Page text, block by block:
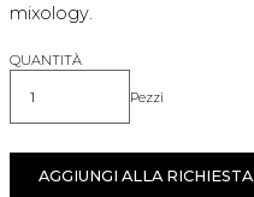
mixology.
QUANTITÀ
Quantità Pezzi
AGGIUNGI ALLA RICHIESTA